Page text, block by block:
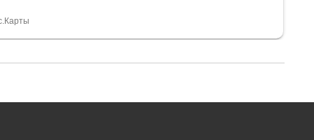
Дмитрию, за клиентоориентированность и